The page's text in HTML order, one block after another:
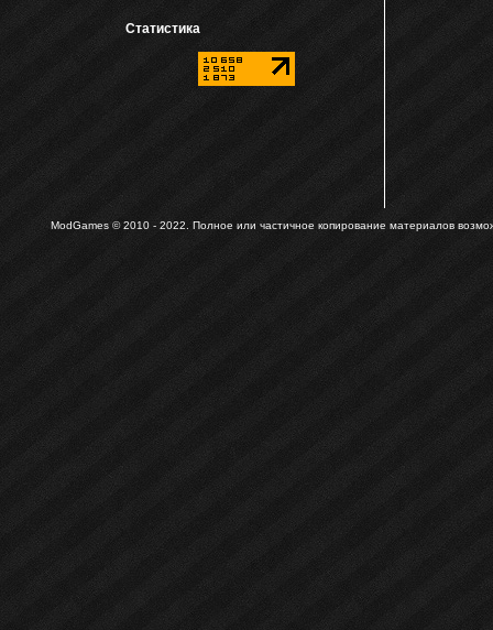
Статистика
ModGames © 2010 - 2022. Полное или частичное копирование материалов